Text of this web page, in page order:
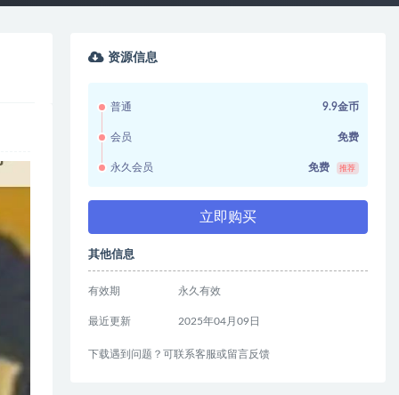
资源信息
普通 9.9金币
会员 免费
永久会员 免费 推荐
立即购买
其他信息
有效期 永久有效
最近更新 2025年04月09日
下载遇到问题？可联系客服或留言反馈